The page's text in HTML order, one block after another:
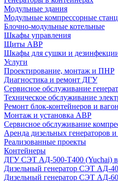
Модульные здания
Модульные компрессорные
Блочно-модульные котельные
Шкафы управления
Щиты АВР
Шкафы для сушки и
Услуги
Проектирование, монтаж и ПНР
Диагностика и ремонт ДГУ
Сервисное обслуживание
Техническое обслуживание
Ремонт блок-контейнеров и
Монтаж и установка АВР
Сервисное обслуживание
Аренда дизельных генераторов
Реализованные проекты
Контейнеры
ДГУ СЭТ АД-500-Т400 (Yuchai) в
Дизельный генератор СЭТ АД-
Дизельный генератор СЭТ АД-